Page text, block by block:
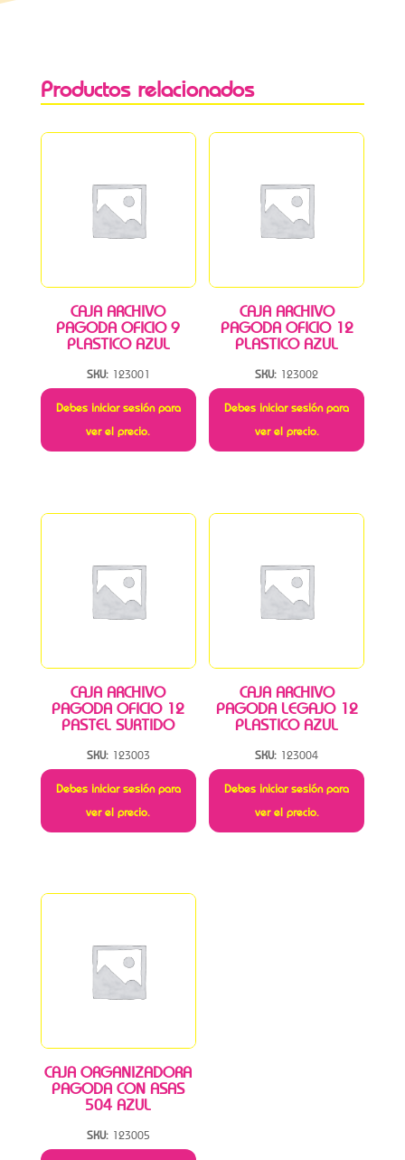
Productos relacionados
CAJA ARCHIVO
PAGODA OFICIO 9
PLASTICO AZUL
SKU: 123001
Debes iniciar sesión para
ver el precio.
CAJA ARCHIVO
PAGODA OFICIO 12
PLASTICO AZUL
SKU: 123002
Debes iniciar sesión para
ver el precio.
CAJA ARCHIVO
PAGODA OFICIO 12
PASTEL SURTIDO
SKU: 123003
Debes iniciar sesión para
ver el precio.
CAJA ARCHIVO
PAGODA LEGAJO 12
PLASTICO AZUL
SKU: 123004
Debes iniciar sesión para
ver el precio.
CAJA ORGANIZADORA
PAGODA CON ASAS
504 AZUL
SKU: 123005